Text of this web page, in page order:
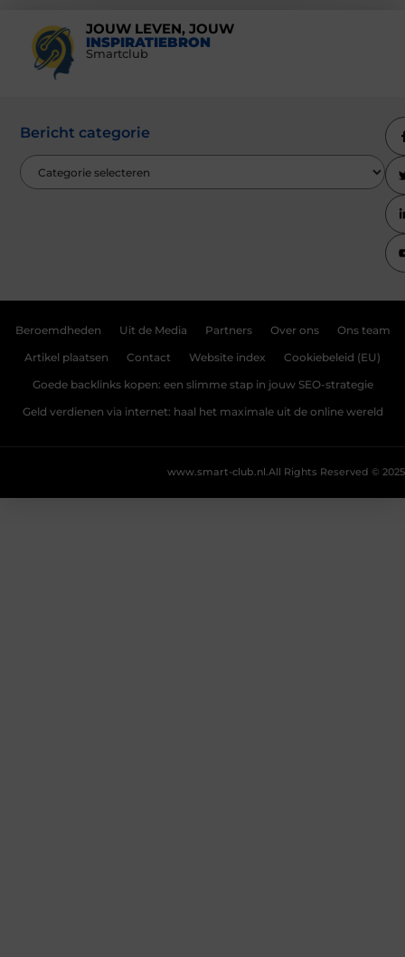
JOUW LEVEN, JOUW
INSPIRATIEBRON
Smartclub
Bericht categorie
Beroemdheden Uit de Media Partners Over ons Ons team
Artikel plaatsen Contact Website index Cookiebeleid (EU)
Goede backlinks kopen: een slimme stap in jouw SEO-strategie
Geld verdienen via internet: haal het maximale uit de online wereld
All Rights Reserved © 2025
www.smart-club.nl.